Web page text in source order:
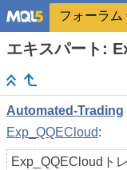
フォーラム
エキスパート:
Automated-Trading
Exp_QQECloud:
Exp_QQECloudト